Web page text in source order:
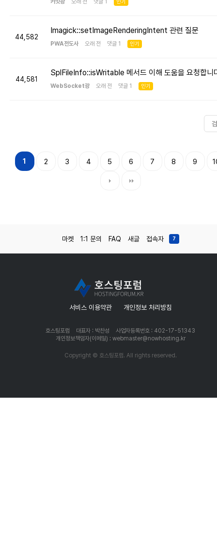
커밋광 오래 전 댓글 1 인기
44,582
Imagick::setImageRenderingIntent 관련 질문
PWA전도사 오래 전 댓글 1 인기
44,581
SplFileInfo::isWritable 메서드 이해 도움을 요청합니
WebSocket광 오래 전 댓글 1 인기
1 2 3 4 5 6 7 8 9
마켓 1:1 문의 FAQ 새글 접속자 7
서비스 이용약관 개인정보 처리방침
호스팅포럼 대표자 : 박찬성
사업자등록번호 : 402-17-51343
개인정보책임자(이메일) : webmaster@nowhosting.kr
Copyright © 호스팅포럼. All rights reserved.